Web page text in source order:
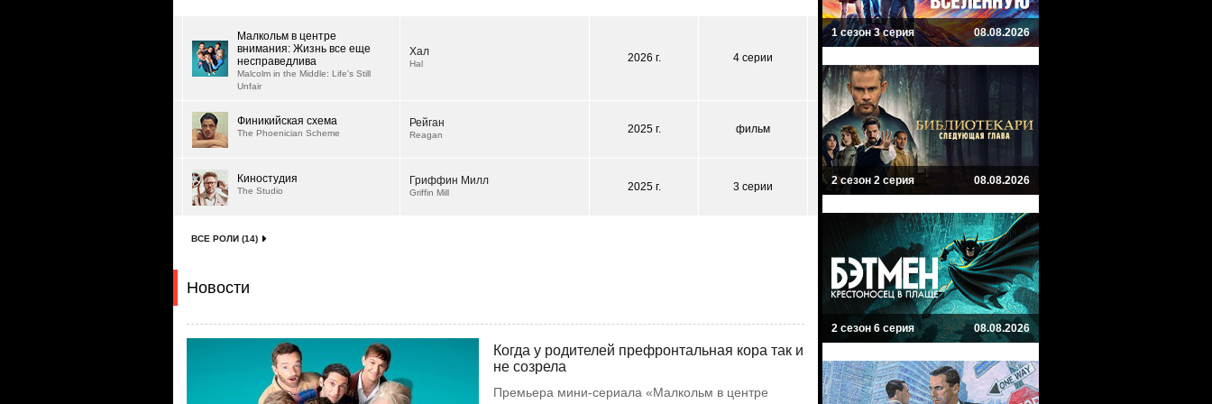
Малкольм в центре
внимания: Жизнь все еще
несправедлива
Malcolm in the Middle: Life's Still
Unfair
Хал
Hal 2026 г. 4 серии
Финикийская схема
The Phoenician Scheme
Рейган
Reagan 2025 г. фильм
Киностудия
The Studio
Гриффин Милл
Griffin Mill 2025 г. 3 серии
ВСЕ РОЛИ (14)
Новости
Когда у родителей префронтальная кора так и
не созрела
Премьера мини-сериала «Малкольм в центре
1 сезон 3 серия 08.08.2026
2 сезон 2 серия 08.08.2026
2 сезон 6 серия 08.08.2026